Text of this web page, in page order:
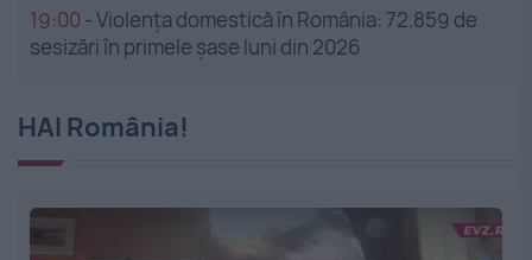
19:00 -Violența domestică în România: 72.859 de
sesizări în primele șase luni din 2026
HAI România!